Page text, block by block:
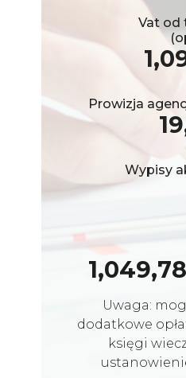
Vat od
Prowizja
Wypisy
Uwaga:
dodatkowe
księgi